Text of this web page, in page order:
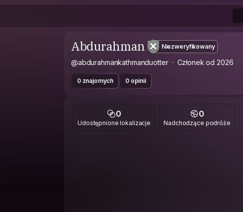
Abdurahman Niezweryfikowany
@abdurahmankathmanduotter Członek od 2026
0 znajomych 0 opinii
0
Udostępnione lokalizacje
0
Nadchodzące podróże